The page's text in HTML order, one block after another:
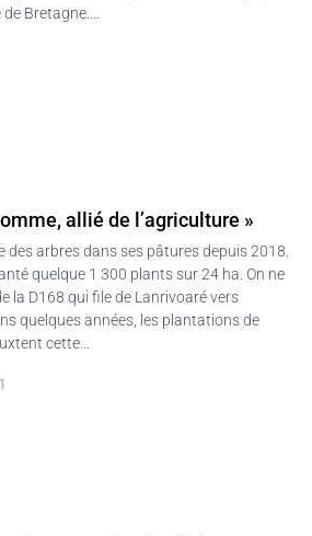
Bretagne.…
allié de l’agriculture »
des arbres dans ses pâtures depuis 2018.
quelque 1 300 plants sur 24 ha. On ne
la D168 qui file de Lanrivoaré vers
quelques années, les plantations de
cette…